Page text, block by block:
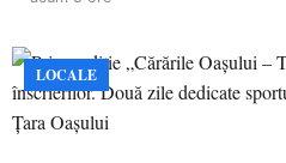
LOCALE